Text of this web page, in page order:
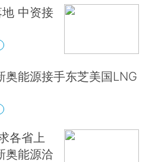
地 中资接
奥能源接手东芝美国LNG
各省上
奥能源洽